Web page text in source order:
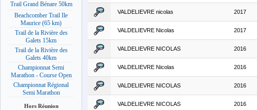
Trail Grand Bénare 50km
Beachcomber Trail Ile
Maurice (65 km)
Trail de la Rivière des
Galets 15km
Trail de la Rivière des
Galets 40km
Championnat Semi
Marathon - Course Open
Championnat Régional
Semi Marathon
Hors Réunion
VALDELIEVRE nicolas 2017
VALDELIEVRE Nicolas 2017
VALDELIEVRE NICOLAS 2016
VALDELIEVRE Nicolas 2016
VALDELIEVRE NICOLAS 2016
VALDELIEVRE NICOLAS 2016